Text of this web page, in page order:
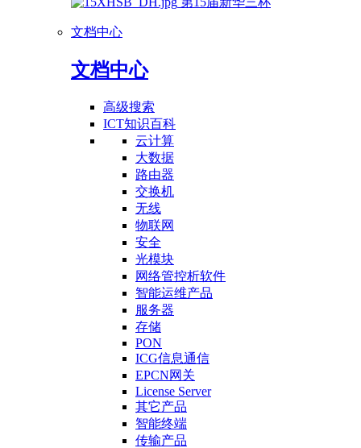
文档中心
文档中心
高级搜索
ICT知识百科
云计算
大数据
路由器
交换机
无线
物联网
安全
光模块
网络管控析软件
智能运维产品
服务器
存储
PON
ICG信息通信
EPCN网关
License Server
其它产品
智能终端
传输产品